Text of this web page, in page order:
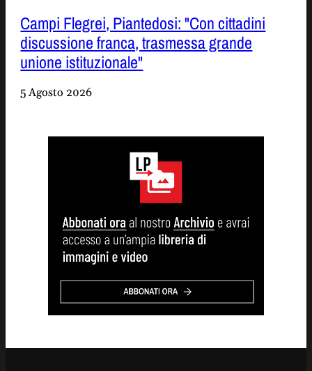
Campi Flegrei, Piantedosi: "Con cittadini
discussione franca, trasmessa grande
unione istituzionale"
5 Agosto 2026